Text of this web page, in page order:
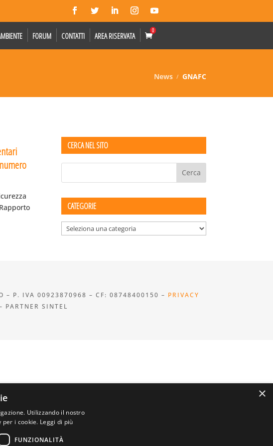
FORUM CONTATTI AREA RISERVATA
0
News GNAFC
CERCA NEL SITO
CATEGORIE
Categorie
– P. IVA 00923870968 – CF: 08748400150 – PRIVACY
PARTNER SINTEL
×
Utilizzando il nostro
per i cookie. Leggi di più
FUNZIONALITÀ